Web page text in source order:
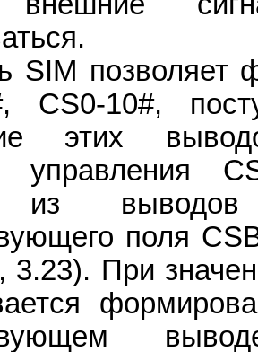
позволяет
CS0-10#,
этих
управления
из выводов
поля
3.23). При